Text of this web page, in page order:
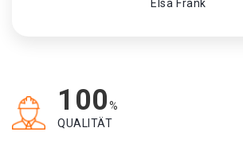
Elsa Frank
100%
QUALITÄT